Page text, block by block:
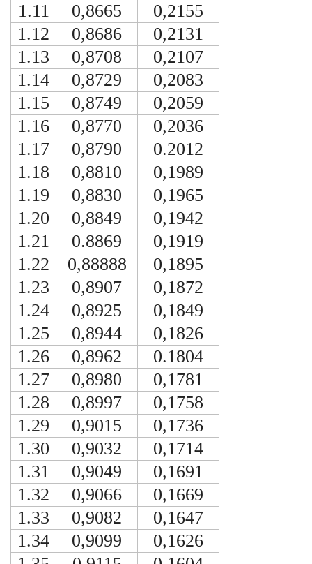
1.11
0,8665
0,2155
1.12
0,8686
0,2131
1.13
0,8708
0,2107
1.14
0,8729
0,2083
1.15
0,8749
0,2059
1.16
0,8770
0,2036
1.17
0,8790
0.2012
1.18
0,8810
0,1989
1.19
0,8830
0,1965
1.20
0,8849
0,1942
1.21
0.8869
0,1919
1.22
0,88888
0,1895
1.23
0,8907
0,1872
1.24
0,8925
0,1849
1.25
0,8944
0,1826
1.26
0,8962
0.1804
1.27
0,8980
0,1781
1.28
0,8997
0,1758
1.29
0,9015
0,1736
1.30
0,9032
0,1714
1.31
0,9049
0,1691
1.32
0,9066
0,1669
1.33
0,9082
0,1647
1.34
0,9099
0,1626